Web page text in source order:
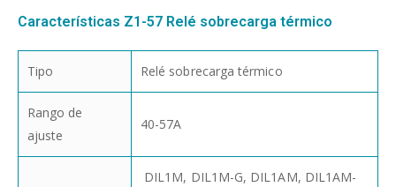
Características Z1-57 Relé sobrecarga térmico
Tipo Relé sobrecarga térmico
Rango de
ajuste
40-57A
DIL1M, DIL1M-G, DIL1AM, DIL1AM-